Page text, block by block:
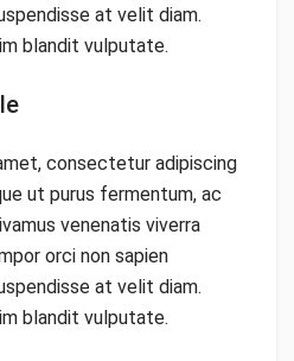
at velit diam.
blandit vulputate.
consectetur adipiscing
ut purus fermentum, ac
venenatis viverra
orci non sapien
at velit diam.
blandit vulputate.